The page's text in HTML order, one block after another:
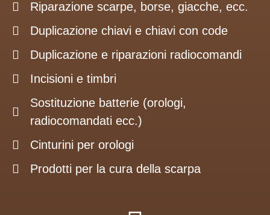
Riparazione scarpe, borse, giacche, ecc.
Duplicazione chiavi e chiavi con code
Duplicazione e riparazioni radiocomandi
Incisioni e timbri
Sostituzione batterie (orologi,
radiocomandati ecc.)
Cinturini per orologi
Prodotti per la cura della scarpa